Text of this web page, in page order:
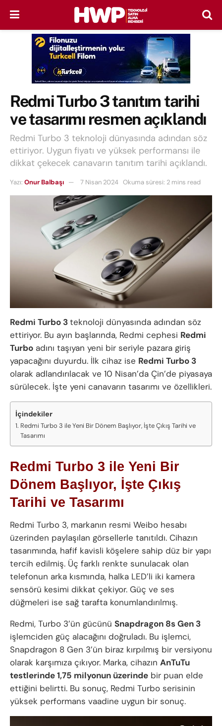
Redmi Turbo 3 tanıtım tarihi
ve tasarımı resmen açıklandı
Redmi Turbo 3 teknoloji dünyasında adından söz
ettiriyor. Uygun fiyatı ve yüksek performansı ile
dikkat çekecek canavarın tanıtım tarihi açıklandı.
Yazı: Onur Balbaşı 7 Nisan 2024 Okuma süresi: 2 mins read
Redmi Turbo 3teknoloji dünyasında adından söz
ettiriyor. Bu ayın başlarında, Redmi cephesi Redmi
Turbo adını taşıyan yeni bir seriyle pazara giriş
yapacağını duyurdu. İlk cihaz ise Redmi Turbo 3
olarak adlandırılacak ve 10 Nisan’da Çin’de piyasaya
sürülecek. İşte yeni canavarın tasarımı ve özellikleri.
İçindekiler
Redmi Turbo 3 ile Yeni Bir Dönem Başlıyor, İşte Çıkış Tarihi ve
Tasarımı
Redmi Turbo 3 ile Yeni Bir
Dönem Başlıyor, İşte Çıkış
Tarihi ve Tasarımı
Redmi Turbo 3, markanın resmi Weibo hesabı
üzerinden paylaşılan görsellerle tanıtıldı. Cihazın
tasarımında, hafif kavisli köşelere sahip düz bir yapı
tercih edilmiş. Üç farklı renkte sunulacak olan
telefonun arka kısmında, halka LED’li iki kamera
sensörü kesimi dikkat çekiyor. Güç ve ses
düğmeleri ise sağ tarafta konumlandırılmış.
Redmi, Turbo 3’ün gücünü Snapdragon 8s Gen 3
işlemciden güç alacağını doğruladı. Bu işlemci,
Snapdragon 8 Gen 3’ün biraz kırpılmış bir versiyonu
olarak karşımıza çıkıyor. Marka, cihazın AnTuTu
testlerinde 1,75 milyonun üzerinde bir puan elde
ettiğini belirtti. Bu sonuç, Redmi Turbo serisinin
yüksek performans vaadine uygun bir sonuç.